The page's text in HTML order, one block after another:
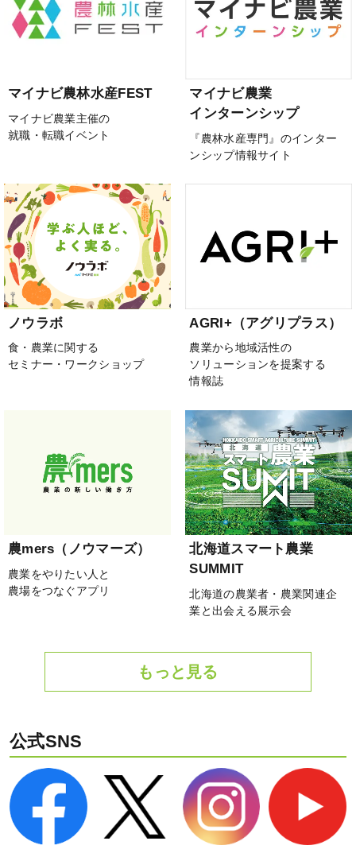
マイナビ農林水産FEST
マイナビ農業主催の
就職・転職イベント
マイナビ農業
インターンシップ
『農林水産専門』のインター
ンシップ情報サイト
ノウラボ
食・農業に関する
セミナー・ワークショップ
AGRI+（アグリプラス）
農業から地域活性の
ソリューションを提案する
情報誌
農mers（ノウマーズ）
農業をやりたい人と
農場をつなぐアプリ
北海道スマート農業
SUMMIT
北海道の農業者・農業関連企
業と出会える展示会
もっと見る
公式SNS